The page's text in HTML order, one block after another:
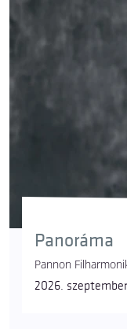
Panoráma
Pannon
2026.